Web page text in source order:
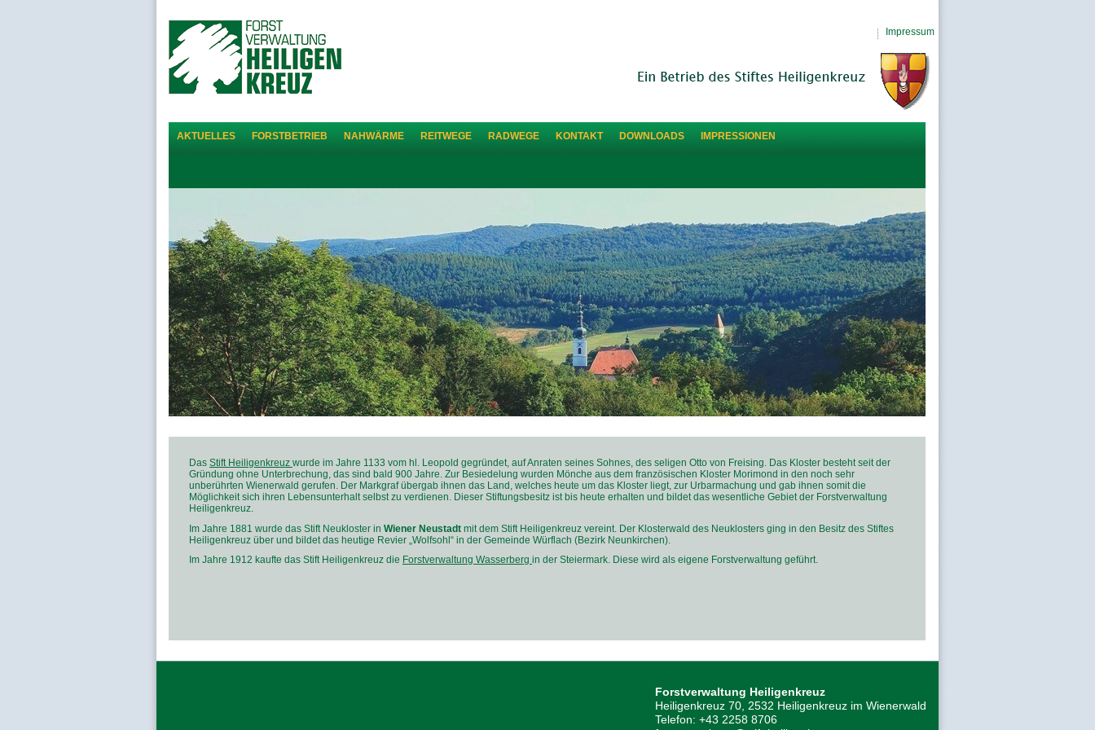
Impressum
AKTUELLES FORSTBETRIEB NAHWÄRME REITWEGE RADWEGE KONTAKT DOWNLOADS IMPRESSIONEN
Das Stift Heiligenkreuz wurde im Jahre 1133 vom hl. Leopold gegründet, auf Anraten seines Sohnes, des seligen Otto von Freising. Das Kloster besteht seit der
Gründung ohne Unterbrechung, das sind bald 900 Jahre. Zur Besiedelung wurden Mönche aus dem französischen Kloster Morimond in den noch sehr
unberührten Wienerwald gerufen. Der Markgraf übergab ihnen das Land, welches heute um das Kloster liegt, zur Urbarmachung und gab ihnen somit die
Möglichkeit sich ihren Lebensunterhalt selbst zu verdienen. Dieser Stiftungsbesitz ist bis heute erhalten und bildet das wesentliche Gebiet der Forstverwaltung
Heiligenkreuz.
Im Jahre 1881 wurde das Stift Neukloster in Wiener Neustadt mit dem Stift Heiligenkreuz vereint. Der Klosterwald des Neuklosters ging in den Besitz des Stiftes
Heiligenkreuz über und bildet das heutige Revier „Wolfsohl“ in der Gemeinde Würflach (Bezirk Neunkirchen).
Im Jahre 1912 kaufte das Stift Heiligenkreuz die Forstverwaltung Wasserberg in der Steiermark. Diese wird als eigene Forstverwaltung geführt.
Forstverwaltung Heiligenkreuz
Heiligenkreuz 70, 2532 Heiligenkreuz im Wienerwald
Telefon: +43 2258 8706